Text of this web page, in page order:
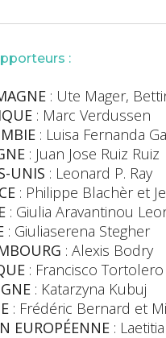
:
: Ute Mager,
: Marc Verdussen
: Luisa Fernanda
: Juan Jose Ruiz Ruiz
UNIS : Leonard P. Ray
: Philippe Blachèr et
: Giulia Aravantinou
: Giuliaserena Stegher
: Alexis Bodry
: Francisco Tortolero
: Katarzyna Kubuj
: Frédéric Bernard et
EUROPÉENNE: